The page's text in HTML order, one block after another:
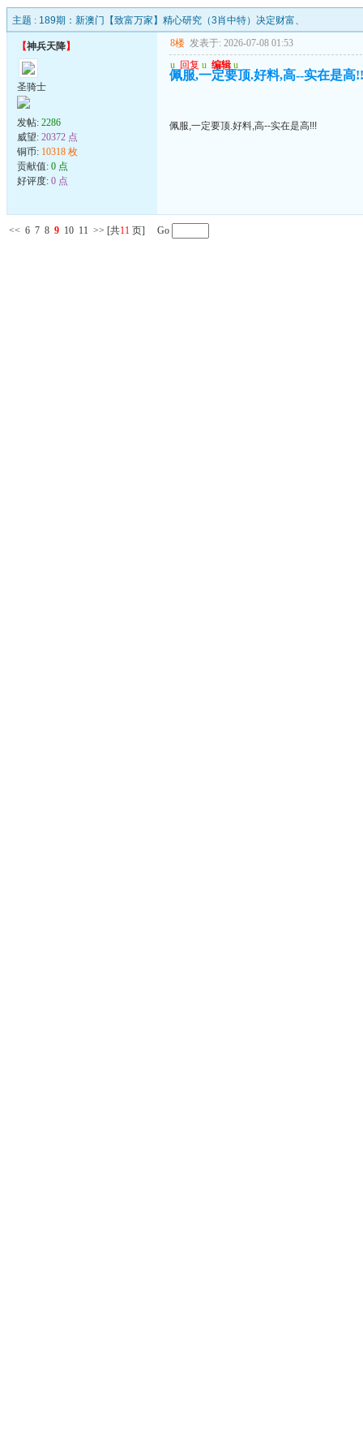
主题 : 189期：新澳门【致富万家】精心研究（3肖中特）决定财富、
【神兵天降】
圣骑士
发帖: 2286
威望: 20372 点
铜币: 10318 枚
贡献值: 0 点
好评度: 0 点
8楼 发表于: 2026-07-08 01:53
u 回复 u 编辑 u
佩服,一定要顶.好料,高--实在是高
佩服,一定要顶.好料,高--实在是高!!!
<< 6 7 8 9 10 11 >> [共11 页] Go